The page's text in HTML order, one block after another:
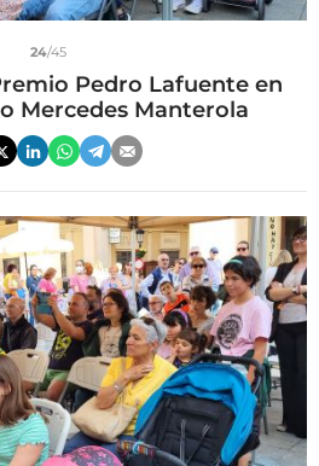
24/45
Pedro Lafuente en
Mercedes Manterola